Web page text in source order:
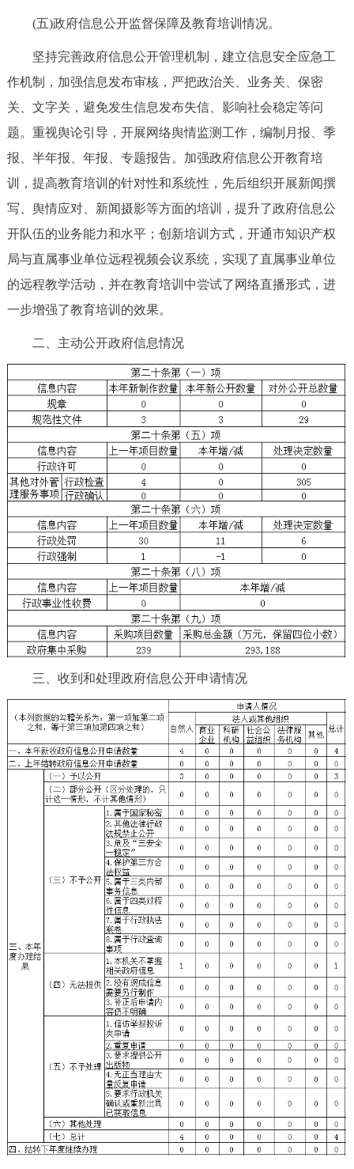
(五)政府信息公开监督保障及教育培训情况。
坚持完善政府信息公开管理机制，建立信息安全应急工
作机制，加强信息发布审核，严把政治关、业务关、保密
关、文字关，避免发生信息发布失信、影响社会稳定等问
题。重视舆论引导，开展网络舆情监测工作，编制月报、季
报、半年报、年报、专题报告。加强政府信息公开教育培
训，提高教育培训的针对性和系统性，先后组织开展新闻撰
写、舆情应对、新闻摄影等方面的培训，提升了政府信息公
开队伍的业务能力和水平；创新培训方式，开通市知识产权
局与直属事业单位远程视频会议系统，实现了直属事业单位
的远程教学活动，并在教育培训中尝试了网络直播形式，进
一步增强了教育培训的效果。
二、主动公开政府信息情况
三、收到和处理政府信息公开申请情况